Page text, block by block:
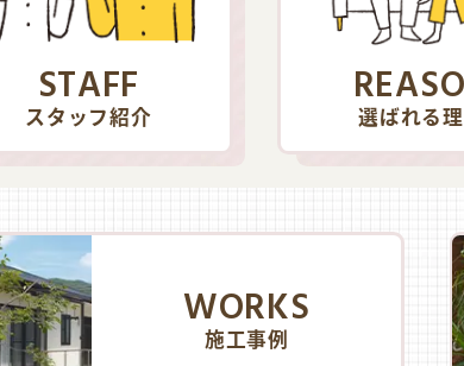
STAFF
スタッフ紹介 選ばれる
WORKS
施工事例